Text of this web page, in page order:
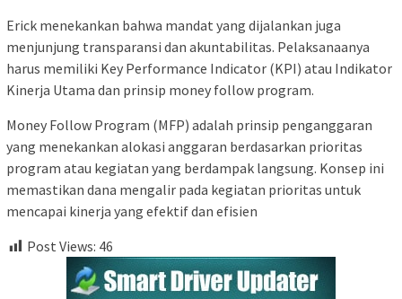
Erick menekankan bahwa mandat yang dijalankan juga
menjunjung transparansi dan akuntabilitas. Pelaksanaanya
harus memiliki Key Performance Indicator (KPI) atau Indikator
Kinerja Utama dan prinsip money follow program.
Money Follow Program (MFP) adalah prinsip penganggaran
yang menekankan alokasi anggaran berdasarkan prioritas
program atau kegiatan yang berdampak langsung. Konsep ini
memastikan dana mengalir pada kegiatan prioritas untuk
mencapai kinerja yang efektif dan efisien
Post Views: 46